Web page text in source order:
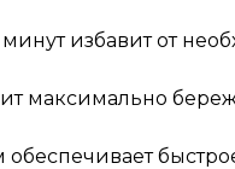
избавит от
максимально